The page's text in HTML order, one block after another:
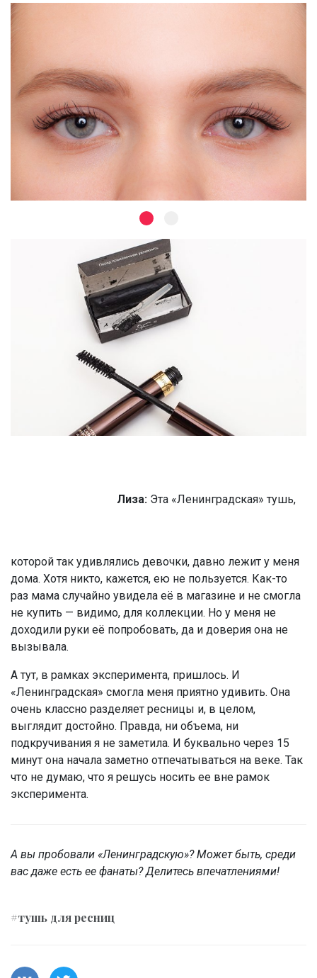
Лиза: Эта «Ленинградская» тушь,
которой так удивлялись девочки, давно лежит у меня
дома. Хотя никто, кажется, ею не пользуется. Как-то
раз мама случайно увидела её в магазине и не смогла
не купить — видимо, для коллекции. Но у меня не
доходили руки её попробовать, да и доверия она не
вызывала.
А тут, в рамках эксперимента, пришлось. И
«Ленинградская» смогла меня приятно удивить. Она
очень классно разделяет ресницы и, в целом,
выглядит достойно. Правда, ни объема, ни
подкручивания я не заметила. И буквально через 15
минут она начала заметно отпечатываться на веке. Так
что не думаю, что я решусь носить ее вне рамок
эксперимента.
А вы пробовали «Ленинградскую»? Может быть, среди
вас даже есть ее фанаты? Делитесь впечатлениями!
#тушь для ресниц